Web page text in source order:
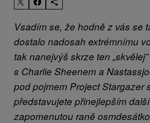
Vsadím se, že hodně z vás se
dostalo nadosah extrémnímu
tak nanejvýš skrze ten
s Charlie Sheenem a
pod pojmem Project Stargazer
představujete přinejlepším další
zapomenutou raně